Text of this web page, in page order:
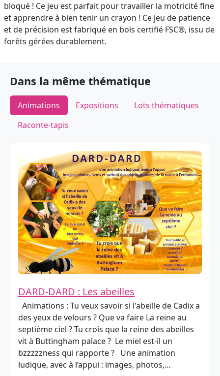
bloqué ! Ce jeu est parfait pour travailler la motricité fine
et apprendre à bien tenir un crayon ! Ce jeu de patience
et de précision est fabriqué en bois certifié FSC®, issu de
forêts gérées durablement.
Dans la même thématique
Animations Expositions
Lots thématiques
Raconte-tapis
DARD-DARD : Les abeilles
Animations : Tu veux savoir si l'abeille de Cadix a
des yeux de velours ? Que va faire La reine au
septième ciel ? Tu crois que la reine des abeilles
vit à Buttingham palace ? Le miel est-il un
bzzzzzness qui rapporte ? Une animation
ludique, avec à l’appui : images, photos,…